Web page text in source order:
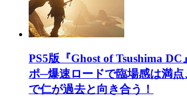
PS5版『Ghost of Tsushima
ポ─爆速ロードで臨場感は満
で仁が過去と向き合う！